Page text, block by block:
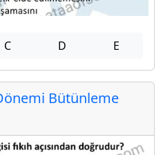
C D E
Bütünleme